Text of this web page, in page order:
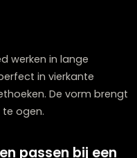
van een
kans op stoten of
en